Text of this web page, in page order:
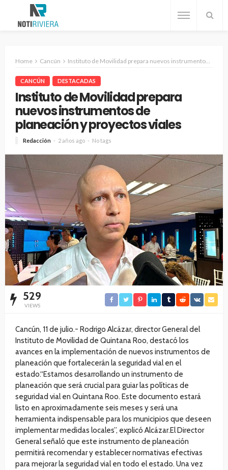
Home Cancún Instituto de Movilidad prepara nuevos instrumentos de planeación y proyectos viales
CANCÚN DESTACADAS
Instituto de Movilidad prepara
nuevos instrumentos de
planeación y proyectos viales
Redacción 2 años ago No tags
529
VIEWS
Cancún, 11 de julio.- Rodrigo Alcázar, director General del
Instituto de Movilidad de Quintana Roo, destacó los
avances en la implementación de nuevos instrumentos de
planeación que fortalecerán la seguridad vial en el
estado.“Estamos desarrollando un instrumento de
planeación que será crucial para guiar las políticas de
seguridad vial en Quintana Roo. Este documento estará
listo en aproximadamente seis meses y será una
herramienta indispensable para los municipios que deseen
implementar medidas locales”, explicó Alcázar.El Director
General señaló que este instrumento de planeación
permitirá recomendar y establecer normativas efectivas
para mejorar la seguridad vial en todo el estado. Una vez